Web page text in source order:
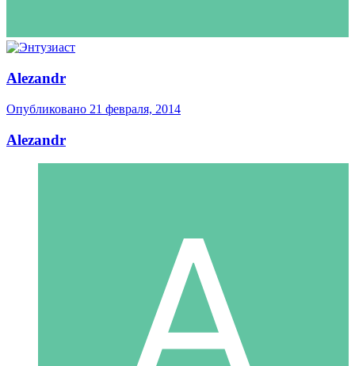
Alezandr
Опубликовано 21 февраля, 2014
Alezandr